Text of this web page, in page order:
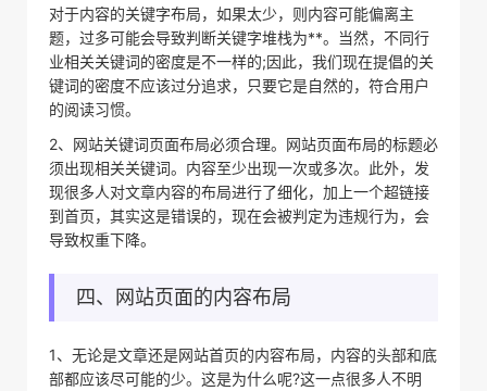
对于内容的关键字布局，如果太少，则内容可能偏离主
题，过多可能会导致判断关键字堆栈为**。当然，不同行
业相关关键词的密度是不一样的;因此，我们现在提倡的关
键词的密度不应该过分追求，只要它是自然的，符合用户
的阅读习惯。
2、网站关键词页面布局必须合理。网站页面布局的标题必
须出现相关关键词。内容至少出现一次或多次。此外，发
现很多人对文章内容的布局进行了细化，加上一个超链接
到首页，其实这是错误的，现在会被判定为违规行为，会
导致权重下降。
四、网站页面的内容布局
1、无论是文章还是网站首页的内容布局，内容的头部和底
部都应该尽可能的少。这是为什么呢?这一点很多人不明